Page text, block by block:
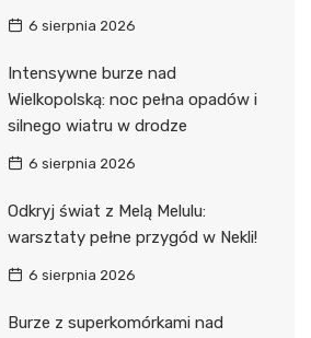
6 sierpnia 2026
Intensywne burze nad
Wielkopolską: noc pełna opadów i
silnego wiatru w drodze
6 sierpnia 2026
Odkryj świat z Melą Melulu:
warsztaty pełne przygód w Nekli!
6 sierpnia 2026
Burze z superkomórkami nad